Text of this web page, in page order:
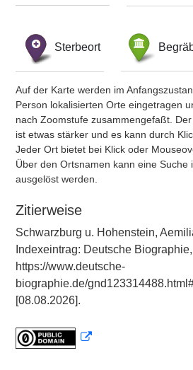
Sterbeort
Auf der Karte werden im
Person lokalisierten Orte eingetragen
nach Zoomstufe zusammengefaßt.
ist etwas stärker und es kann durch
Jeder Ort bietet bei Klick oder
Über den Ortsnamen kann eine Suche
ausgelöst werden.
Zitierweise
Schwarzburg u. Hohenstein,
Indexeintrag: Deutsche Biographie,
https://www.deutsche-
biographie.de/
[08.08.2026].